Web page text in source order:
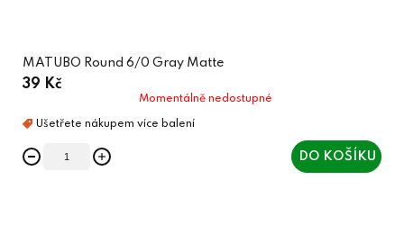
MATUBO Round 6/0 Gray Matte
39 Kč
Momentálně nedostupné
DO KOŠÍKU